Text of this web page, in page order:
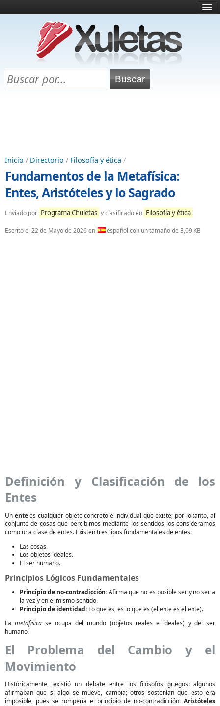
¿Qué es esto?
Directorio
Chuletas para exámenes
Inicio / Directorio / Filosofía y ética /
Fundamentos de la Metafísica:
Entes, Aristóteles y lo Sagrado
Enviado por Programa Chuletas y clasificado en Filosofía y ética
Escrito el 22 de Mayo de 2026en español con un tamaño de 3,09 KB
Definición y Clasificación de los
Entes
Un entees cualquier objeto concreto e individual que existe; por lo tanto, al
conjunto de cosas que percibimos mediante los sentidos los consideramos
como una clase de entes. Existen tres tipos fundamentales de entes:
Las cosas.
Los objetos ideales.
El ser humano.
Principios Lógicos Fundamentales
Principio de no-contradicción:Afirma que no es posible ser y no ser a
la vez y en el mismo sentido.
Principio de identidad: Lo que es, es lo que es (el ente es el ente).
Lametafísica se ocupa del mundo (objetos reales e ideales) y del ser
humano.
El Problema del Cambio y el
Movimiento
Históricamente, existió un debate entre los filósofos griegos: algunos
afirmaban que si algo se mueve, cambia; otros sostenían que esto era
imposible, pues se rompería el principio de no-contradicción. Aristóteles